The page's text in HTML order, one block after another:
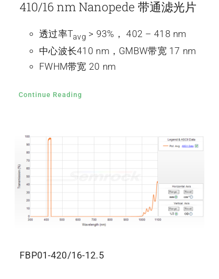
410/16 nm Nanopede 带通滤光片
透过率Tavg > 93%， 402 – 418 nm
中心波长410 nm，GMBW带宽 17 nm
FWHM带宽 20 nm
Continue Reading
FBP01-420/16-12.5